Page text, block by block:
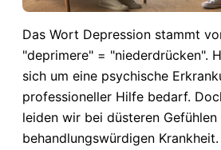
Das Wort Depression stammt
"deprimere" = "niederdrücken".
sich um eine psychische
professioneller Hilfe bedarf.
leiden wir bei düsteren
behandlungswürdigen